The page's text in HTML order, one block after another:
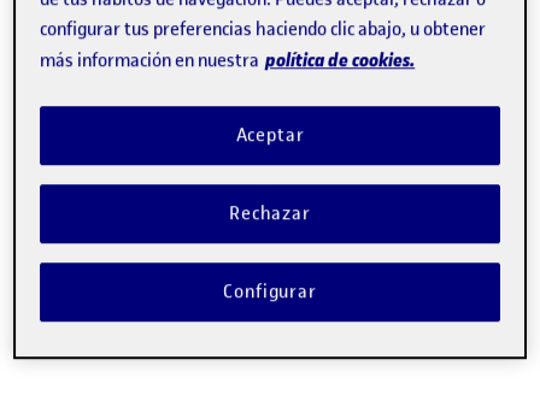
por Beatriz Lorca
configurar tus preferencias haciendo clic abajo, u obtener
más información en nuestra política de cookies.
Rechazar
Aceptar
Configurar